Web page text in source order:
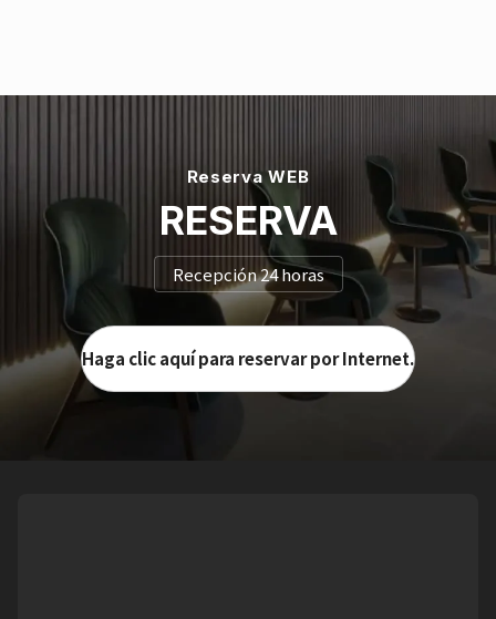
Reserva WEB
RESERVA
Recepción 24 horas
Haga clic aquí para reservar por Internet.